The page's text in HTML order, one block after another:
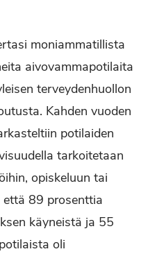
moniammatillista
aivovammapotilaita
terveydenhuollon
Kahden vuoden
potilaiden
tarkoitetaan
opiskeluun tai
että 89 prosenttia
käyneistä ja 55
oli